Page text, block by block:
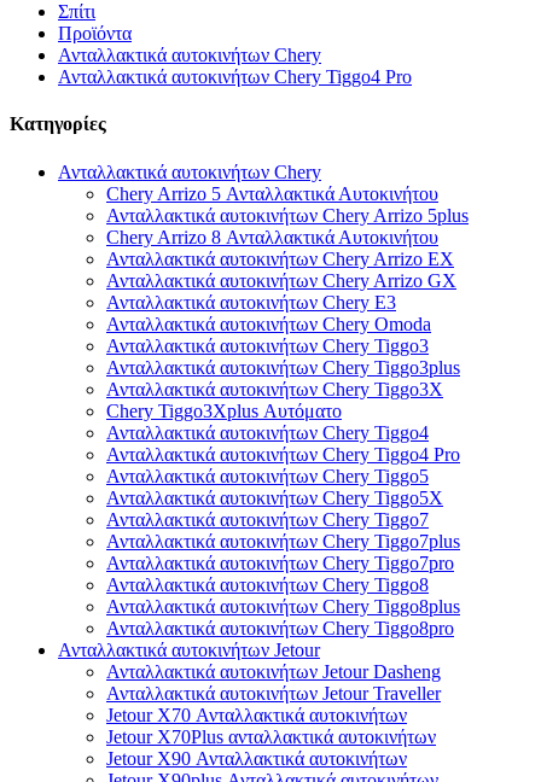
Σπίτι
Προϊόντα
Ανταλλακτικά αυτοκινήτων Chery
Ανταλλακτικά αυτοκινήτων Chery Tiggo4 Pro
Κατηγορίες
Ανταλλακτικά αυτοκινήτων Chery
Chery Arrizo 5 Ανταλλακτικά Αυτοκινήτου
Ανταλλακτικά αυτοκινήτων Chery Arrizo 5plus
Chery Arrizo 8 Ανταλλακτικά Αυτοκινήτου
Ανταλλακτικά αυτοκινήτων Chery Arrizo EX
Ανταλλακτικά αυτοκινήτων Chery Arrizo GX
Ανταλλακτικά αυτοκινήτων Chery E3
Ανταλλακτικά αυτοκινήτων Chery Omoda
Ανταλλακτικά αυτοκινήτων Chery Tiggo3
Ανταλλακτικά αυτοκινήτων Chery Tiggo3plus
Ανταλλακτικά αυτοκινήτων Chery Tiggo3X
Chery Tiggo3Xplus Αυτόματο
Ανταλλακτικά αυτοκινήτων Chery Tiggo4
Ανταλλακτικά αυτοκινήτων Chery Tiggo4 Pro
Ανταλλακτικά αυτοκινήτων Chery Tiggo5
Ανταλλακτικά αυτοκινήτων Chery Tiggo5X
Ανταλλακτικά αυτοκινήτων Chery Tiggo7
Ανταλλακτικά αυτοκινήτων Chery Tiggo7plus
Ανταλλακτικά αυτοκινήτων Chery Tiggo7pro
Ανταλλακτικά αυτοκινήτων Chery Tiggo8
Ανταλλακτικά αυτοκινήτων Chery Tiggo8plus
Ανταλλακτικά αυτοκινήτων Chery Tiggo8pro
Ανταλλακτικά αυτοκινήτων Jetour
Ανταλλακτικά αυτοκινήτων Jetour Dasheng
Ανταλλακτικά αυτοκινήτων Jetour Traveller
Jetour X70 Ανταλλακτικά αυτοκινήτων
Jetour X70Plus ανταλλακτικά αυτοκινήτων
Jetour X90 Ανταλλακτικά αυτοκινήτων